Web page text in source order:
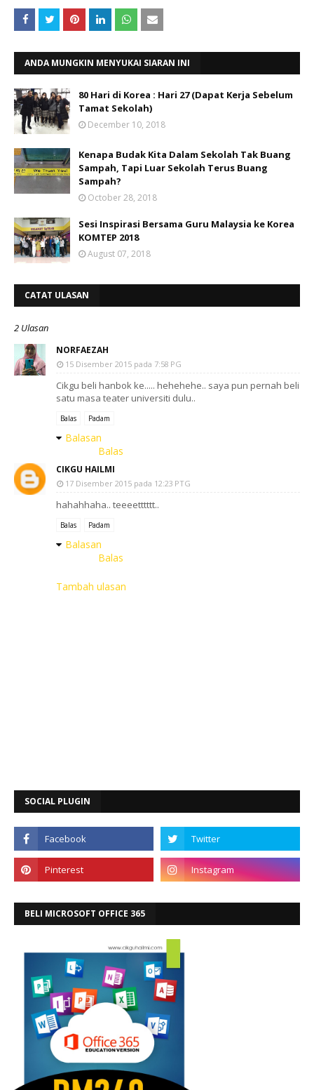
ANDA MUNGKIN MENYUKAI SIARAN INI
80 Hari di Korea : Hari 27 (Dapat Kerja Sebelum
Tamat Sekolah)
December 10, 2018
Kenapa Budak Kita Dalam Sekolah Tak Buang
Sampah, Tapi Luar Sekolah Terus Buang
Sampah?
October 28, 2018
Sesi Inspirasi Bersama Guru Malaysia ke Korea
KOMTEP 2018
August 07, 2018
CATAT ULASAN
2 Ulasan
NORFAEZAH
15 Disember 2015 pada 7:58 PG
Cikgu beli hanbok ke..... hehehehe.. saya pun pernah beli
satu masa teater universiti dulu..
Balas Padam
Balasan
Balas
CIKGU HAILMI
17 Disember 2015 pada 12:23 PTG
hahahhaha.. teeeetttttt..
Balas Padam
Balasan
Balas
Tambah ulasan
SOCIAL PLUGIN
BELI MICROSOFT OFFICE 365